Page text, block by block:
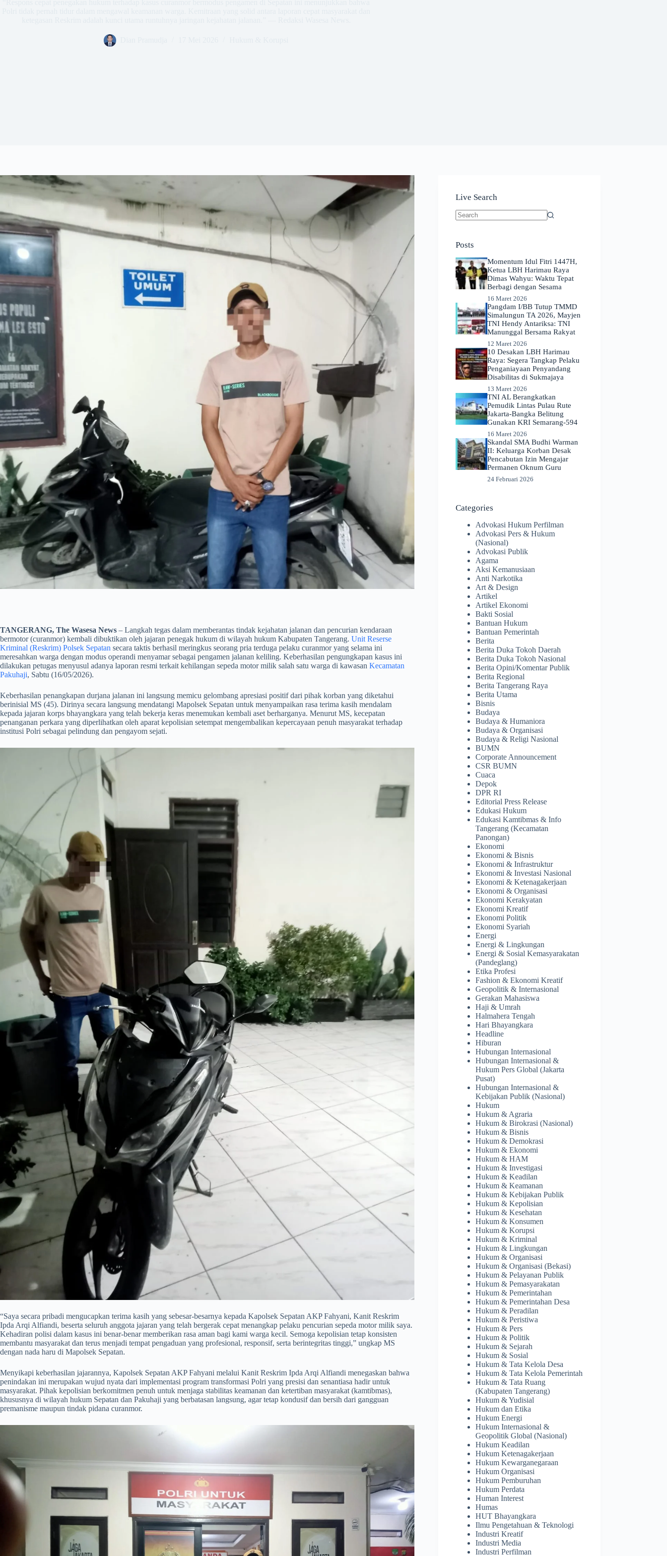
TANGERANG, The Wasesa News – Langkah tegas dalam memberantas tindak kejahatan jalanan dan pencurian kendaraan
bermotor (curanmor) kembali dibuktikan oleh jajaran penegak hukum di wilayah hukum Kabupaten Tangerang. Unit Reserse
Kriminal (Reskrim) Polsek Sepatan secara taktis berhasil meringkus seorang pria terduga pelaku curanmor yang selama ini
meresahkan warga dengan modus operandi menyamar sebagai pengamen jalanan keliling. Keberhasilan pengungkapan kasus ini
dilakukan petugas menyusul adanya laporan resmi terkait kehilangan sepeda motor milik salah satu warga di kawasan Kecamatan
Pakuhaji, Sabtu (16/05/2026).
​Keberhasilan penangkapan durjana jalanan ini langsung memicu gelombang apresiasi positif dari pihak korban yang diketahui
berinisial MS (45). Dirinya secara langsung mendatangi Mapolsek Sepatan untuk menyampaikan rasa terima kasih mendalam
kepada jajaran korps bhayangkara yang telah bekerja keras menemukan kembali aset berharganya. Menurut MS, kecepatan
penanganan perkara yang diperlihatkan oleh aparat kepolisian setempat mengembalikan kepercayaan penuh masyarakat terhadap
institusi Polri sebagai pelindung dan pengayom sejati.
​“Saya secara pribadi mengucapkan terima kasih yang sebesar-besarnya kepada Kapolsek Sepatan AKP Fahyani, Kanit Reskrim
Ipda Arqi Alfiandi, beserta seluruh anggota jajaran yang telah bergerak cepat menangkap pelaku pencurian sepeda motor milik saya.
Kehadiran polisi dalam kasus ini benar-benar memberikan rasa aman bagi kami warga kecil. Semoga kepolisian tetap konsisten
membantu masyarakat dan terus menjadi tempat pengaduan yang profesional, responsif, serta berintegritas tinggi,” ungkap MS
dengan nada haru di Mapolsek Sepatan.
​Menyikapi keberhasilan jajarannya, Kapolsek Sepatan AKP Fahyani melalui Kanit Reskrim Ipda Arqi Alfiandi menegaskan bahwa
penindakan ini merupakan wujud nyata dari implementasi program transformasi Polri yang presisi dan senantiasa hadir untuk
masyarakat. Pihak kepolisian berkomitmen penuh untuk menjaga stabilitas keamanan dan ketertiban masyarakat (kamtibmas),
khususnya di wilayah hukum Sepatan dan Pakuhaji yang berbatasan langsung, agar tetap kondusif dan bersih dari gangguan
premanisme maupun tindak pidana curanmor.
Live Search
Posts
Momentum Idul Fitri 1447H,
Ketua LBH Harimau Raya
Dimas Wahyu: Waktu Tepat
Berbagi dengan Sesama
16 Maret 2026
Pangdam I/BB Tutup TMMD
Simalungun TA 2026, Mayjen
TNI Hendy Antariksa: TNI
Manunggal Bersama Rakyat
12 Maret 2026
​10 Desakan LBH Harimau
Raya: Segera Tangkap Pelaku
Penganiayaan Penyandang
Disabilitas di Sukmajaya
13 Maret 2026
TNI AL Berangkatkan
Pemudik Lintas Pulau Rute
Jakarta-Bangka Belitung
Gunakan KRI Semarang-594
16 Maret 2026
Skandal SMA Budhi Warman
II: Keluarga Korban Desak
Pencabutan Izin Mengajar
Permanen Oknum Guru
24 Februari 2026
Categories
Advokasi Hukum Perfilman
Advokasi Pers & Hukum
(Nasional)
Advokasi Publik
Agama
Aksi Kemanusiaan
Anti Narkotika
Art & Design
Artikel
Artikel Ekonomi
Bakti Sosial
Bantuan Hukum
Bantuan Pemerintah
Berita
Berita Duka Tokoh Daerah
Berita Duka Tokoh Nasional
Berita Opini/Komentar Publik
Berita Regional
Berita Tangerang Raya
Berita Utama
Bisnis
Budaya
Budaya & Humaniora
Budaya & Organisasi
Budaya & Religi Nasional
BUMN
Corporate Announcement
CSR BUMN
Cuaca
Depok
DPR RI
Editorial Press Release
Edukasi Hukum
Edukasi Kamtibmas & Info
Tangerang (Kecamatan
Panongan)
Ekonomi
Ekonomi & Bisnis
Ekonomi & Infrastruktur
Ekonomi & Investasi Nasional
Ekonomi & Ketenagakerjaan
Ekonomi & Organisasi
Ekonomi Kerakyatan
Ekonomi Kreatif
Ekonomi Politik
Ekonomi Syariah
Energi
Energi & Lingkungan
Energi & Sosial Kemasyarakatan
(Pandeglang)
Etika Profesi
Fashion & Ekonomi Kreatif
Geopolitik & Internasional
Gerakan Mahasiswa
Haji & Umrah
Halmahera Tengah
Hari Bhayangkara
Headline
Hiburan
Hubungan Internasional
Hubungan Internasional &
Hukum Pers Global (Jakarta
Pusat)
Hubungan Internasional &
Kebijakan Publik (Nasional)
Hukum
Hukum & Agraria
Hukum & Birokrasi (Nasional)
Hukum & Bisnis
Hukum & Demokrasi
Hukum & Ekonomi
Hukum & HAM
Hukum & Investigasi
Hukum & Keadilan
Hukum & Keamanan
Hukum & Kebijakan Publik
Hukum & Kepolisian
Hukum & Kesehatan
Hukum & Konsumen
Hukum & Korupsi
Hukum & Kriminal
Hukum & Lingkungan
Hukum & Organisasi
Hukum & Organisasi (Bekasi)
Hukum & Pelayanan Publik
Hukum & Pemasyarakatan
Hukum & Pemerintahan
Hukum & Pemerintahan Desa
Hukum & Peradilan
Hukum & Peristiwa
Hukum & Pers
Hukum & Politik
Hukum & Sejarah
Hukum & Sosial
Hukum & Tata Kelola Desa
Hukum & Tata Kelola Pemerintah
Hukum & Tata Ruang
(Kabupaten Tangerang)
Hukum & Yudisial
Hukum dan Etika
Hukum Energi
Hukum Internasional &
Geopolitik Global (Nasional)
Hukum Keadilan
Hukum Ketenagakerjaan
Hukum Kewarganegaraan
Hukum Organisasi
Hukum Pemburuhan
Hukum Perdata
Human Interest
Humas
HUT Bhayangkara
Ilmu Pengetahuan & Teknologi
Industri Kreatif
Industri Media
Industri Perfilman